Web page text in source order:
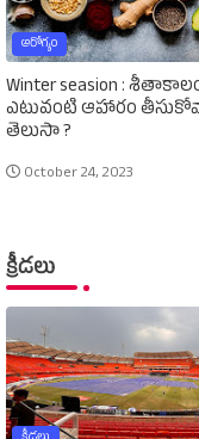
ఆరోగ్యం
Winter seasion :
ఎటువంటి ఆహారం
తెలుసా ?
October 24, 2023
క్రీడలు